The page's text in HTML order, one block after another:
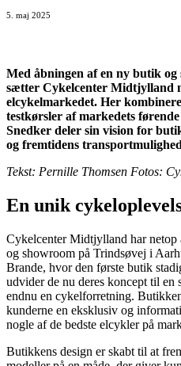
5. maj 2025
Med åbningen af en ny butik
sætter Cykelcenter Midtjylland
elcykelmarkedet. Her
testkørsler af markedets
Snedker deler sin vision for
og fremtidens
Tekst: Pernille Thomsen Fotos:
En unik
Cykelcenter Midtjylland har netop
og showroom på Trindsøvej i
Brande, hvor den første butik
udvider de nu deres koncept til
endnu en cykelforretning.
kunderne en eksklusiv og
nogle af de bedste elcykler på
Butikkens design er skabt til at